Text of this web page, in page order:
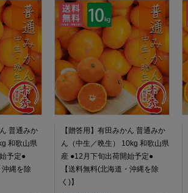
普通みか
和歌山県
予定●
沖縄を除
【贈答用】有田みかん 普通みか
ん（中生／晩生） 10kg 和歌山県
産 ●12月下旬出荷開始予定●
【送料無料(北海道・沖縄を除
く)】